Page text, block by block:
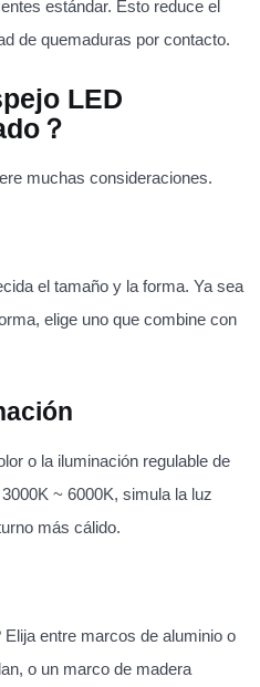
estándar. Esto reduce el
de quemaduras por contacto.
LED
？
muchas consideraciones.
el tamaño y la forma. Ya sea
elige uno que combine con
o la iluminación regulable de
~ 6000K, simula la luz
más cálido.
entre marcos de aluminio o
o un marco de madera